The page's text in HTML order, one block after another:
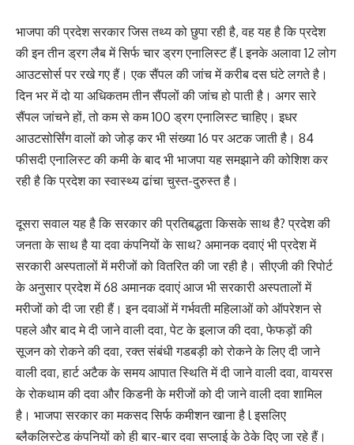
भाजपा की प्रदेश सरकार जिस तथ्य को छुपा रही है, वह यह है कि प्रदेश
की इन तीन ड्रग लैब में सिर्फ चार ड्रग एनालिस्ट हैं l इनके अलावा 12 लोग
आउटसोर्स पर रखे गए हैं। एक सैंपल की जांच में करीब दस घंटे लगते है।
दिन भर में दो या अधिकतम तीन सैंपलों की जांच हो पाती है। अगर सारे
सैंपल जांचने हों, तो कम से कम 100 ड्रग एनालिस्ट चाहिए। इधर
आउटसोर्सिंग वालों को जोड़ कर भी संख्या 16 पर अटक जाती है। 84
फीसदी एनालिस्ट की कमी के बाद भी भाजपा यह समझाने की कोशिश कर
रही है कि प्रदेश का स्वास्थ्य ढांचा चुस्त-दुरुस्त है।
दूसरा सवाल यह है कि सरकार की प्रतिबद्धता किसके साथ है? प्रदेश की
जनता के साथ है या दवा कंपनियों के साथ? अमानक दवाएं भी प्रदेश में
सरकारी अस्पतालों में मरीजों को वितरित की जा रही है। सीएजी की रिपोर्ट
के अनुसार प्रदेश में 68 अमानक दवाएं आज भी सरकारी अस्पतालों में
मरीजों को दी जा रही हैं। इन दवाओं में गर्भवती महिलाओं को ऑपरेशन से
पहले और बाद मे दी जाने वाली दवा, पेट के इलाज की दवा, फेफड़ों की
सूजन को रोकने की दवा, रक्त संबंधी गडबड़ी को रोकने के लिए दी जाने
वाली दवा, हार्ट अटैक के समय आपात स्थिति में दी जाने वाली दवा, वायरस
के रोकथाम की दवा और किडनी के मरीजों को दी जाने वाली दवा शामिल
है। भाजपा सरकार का मकसद सिर्फ कमीशन खाना है l इसलिए
ब्लैकलिस्टेड कंपनियों को ही बार-बार दवा सप्लाई के ठेके दिए जा रहे हैं।